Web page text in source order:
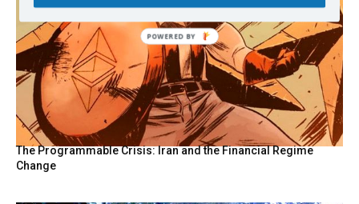
The Programmable Crisis: Iran and the Financial Regime
Change
POWERED
BY